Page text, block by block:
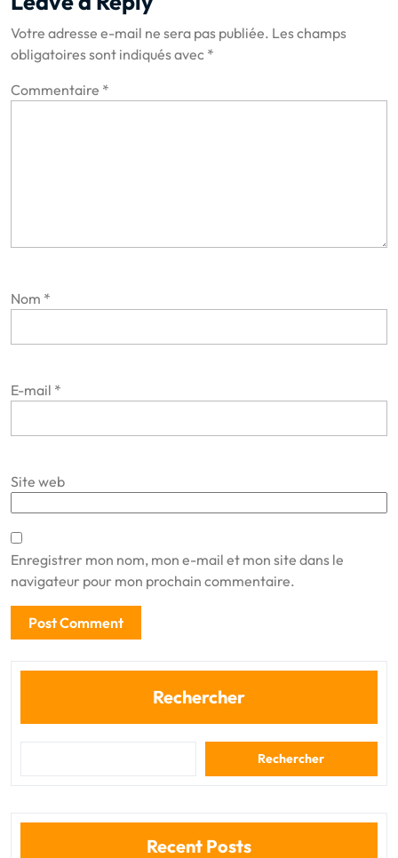
Votre adresse e-mail ne sera pas publiée. Les champs
obligatoires sont indiqués avec *
Commentaire *
Nom *
E-mail *
Site web
Enregistrer mon nom, mon e-mail et mon site dans le
navigateur pour mon prochain commentaire.
Rechercher
Rechercher
Recent Posts